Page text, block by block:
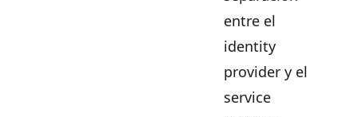
entre el
identity
provider y el
service